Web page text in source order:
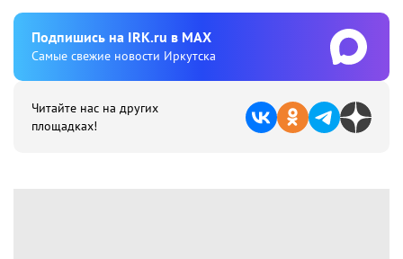
Подпишиcь на IRK.ru в MAX
Cамые свежие новости Иркутска
Читайте нас на других
площадках!